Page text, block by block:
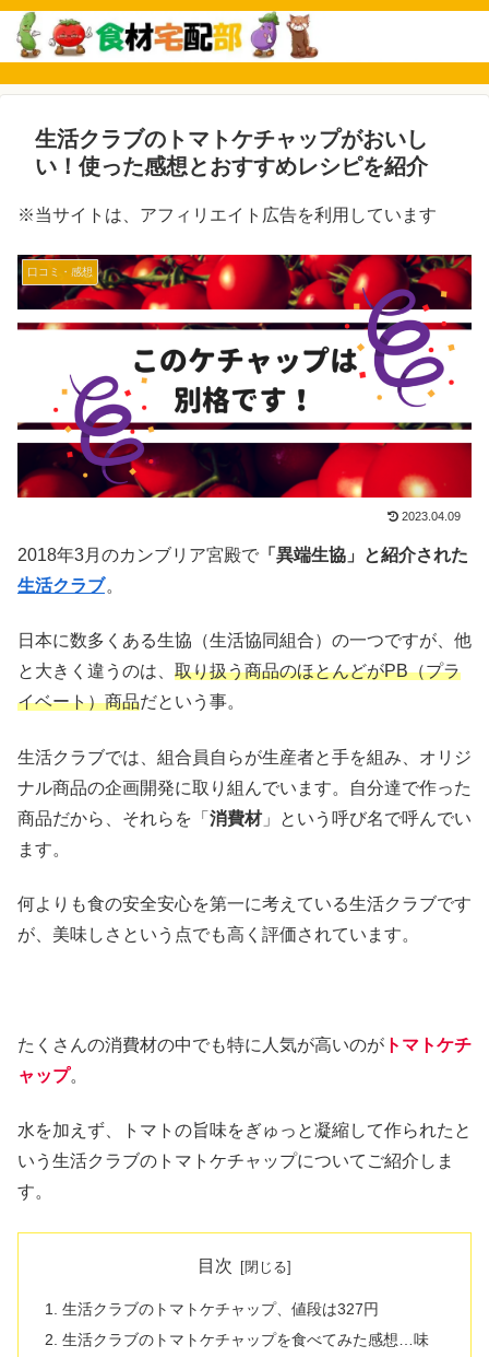
生活クラブのトマトケチャップがおいし
い！使った感想とおすすめレシピを紹介
※当サイトは、アフィリエイト広告を利用しています
口コミ・感想
2023.04.09
2018年3月のカンブリア宮殿で 「異端生協」と紹介された
生活クラブ。
日本に数多くある生協（生活協同組合）の一つですが、他
と大きく違うのは、 取り扱う商品のほとんどがPB（プラ
イベート）商品だという事。
生活クラブでは、組合員自らが生産者と手を組み、オリジ
ナル商品の企画開発に取り組んでいます。自分達で作った
商品だから、それらを「 消費材」という呼び名で呼んでい
ます。
何よりも食の安全安心を第一に考えている生活クラブです
が、美味しさという点でも高く評価されています。
たくさんの消費材の中でも特に人気が高いのが トマトケチ
ャップ。
水を加えず、トマトの旨味をぎゅっと凝縮して作られたと
いう生活クラブのトマトケチャップについてご紹介しま
す。
目次
生活クラブのトマトケチャップ、値段は327円
生活クラブのトマトケチャップを食べてみた感想…味